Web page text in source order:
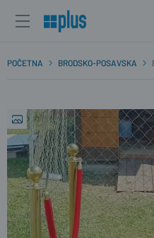
POČETNA BRODSKO-POSAVSKA